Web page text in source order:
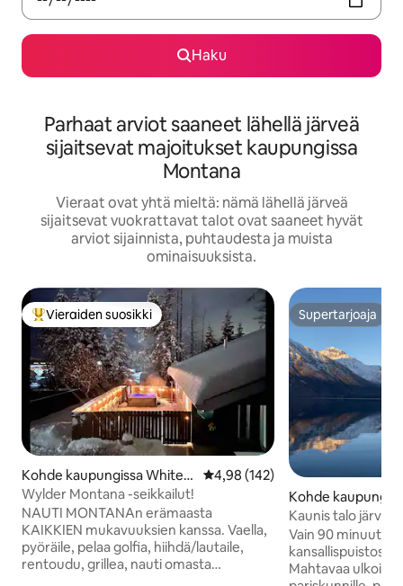
Haku
Parhaat arviot saaneet lähellä järveä
sijaitsevat majoitukset kaupungissa
Montana
Vieraat ovat yhtä mieltä: nämä lähellä järveä
sijaitsevat vuokrattavat talot ovat saaneet hyvät
arviot sijainnista, puhtaudesta ja muista
ominaisuuksista.
Vieraiden suosikkien parhaimmistoa
Vieraiden suosikki
Kohde kaupungissa Whitefi
sh
Keskimääräinen arvio 4,98/5,
4,98 (142)
Wylder Montana -seikkailut!
NAUTI MONTANAn erämaasta
KAIKKIEN mukavuuksien kanssa. Vaella,
pyöräile, pelaa golfia, hiihdä/lautaile,
rentoudu, grillea, nauti omasta
Supertarjoaja
Supertarjoaja
Kohde
Kaunis talo järven
kuntosali
Vain 90 minuutin
kansallispuistosta
Mahtavaa